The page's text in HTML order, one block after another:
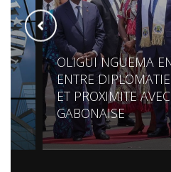
OLIGUI NGUEMA
ENTRE
ET PROXIMITE
GABONAISE